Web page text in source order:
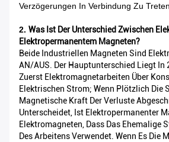
Verzögerungen In Verbindung Zu Treten.
2. Was Ist Der Unterschied Zwischen
Elektropermanentem Magneten?
Beide Industriellen Magneten Sind
AN/AUS. Der Hauptunterschied Liegt In
Zuerst Elektromagnetarbeiten Über
Elektrischen Strom; Wenn Plötzlich Die
Magnetische Kraft Der Verluste
Unterscheidet, Ist Elektropermanenter
Elektromagneten, Dass Das Ehemalige
Des Arbeitens Verwendet. Wenn Es Die